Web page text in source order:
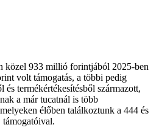
közel 933 millió forintjából 2025-ben
volt támogatás, a többi pedig
és termékértékesítésből származott,
a már tucatnál is több
élőben találkoztunk a 444 és